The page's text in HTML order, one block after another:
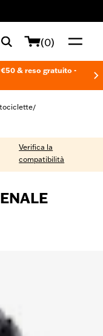
(0)
& reso gratuito -
/
Verifica la
compatibilità